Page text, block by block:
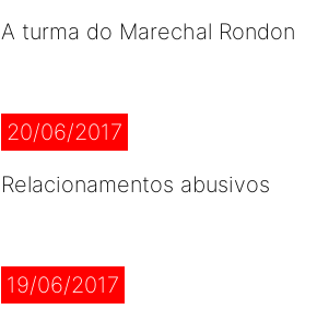
A turma do Marechal Rondon
20/06/2017
Relacionamentos abusivos
19/06/2017